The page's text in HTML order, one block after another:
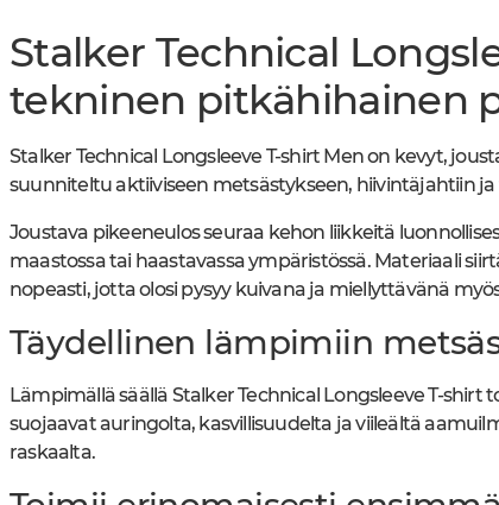
Stalker Technical
tekninen pitkähihainen
Stalker Technical Longsleeve T-shirt Men on kevyt,
suunniteltu aktiiviseen metsästykseen, hiivintäjahtiin
Joustava pikeeneulos seuraa kehon liikkeitä
maastossa tai haastavassa ympäristössä. Materiaali
nopeasti, jotta olosi pysyy kuivana ja miellyttävänä
Täydellinen lämpimiin
Lämpimällä säällä Stalker Technical Longsleeve T-
suojaavat auringolta, kasvillisuudelta ja viileältä
raskaalta.